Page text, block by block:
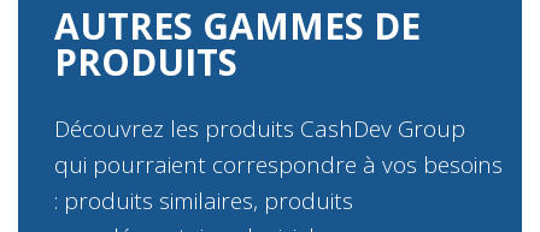
AUTRES GAMMES DE
PRODUITS
Découvrez les produits CashDev Group
qui pourraient correspondre à vos besoins
: produits similaires, produits